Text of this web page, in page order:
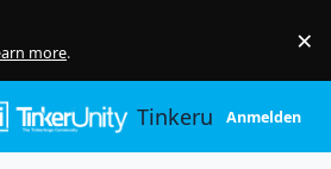
more. ×
TinkerunityAnmelden